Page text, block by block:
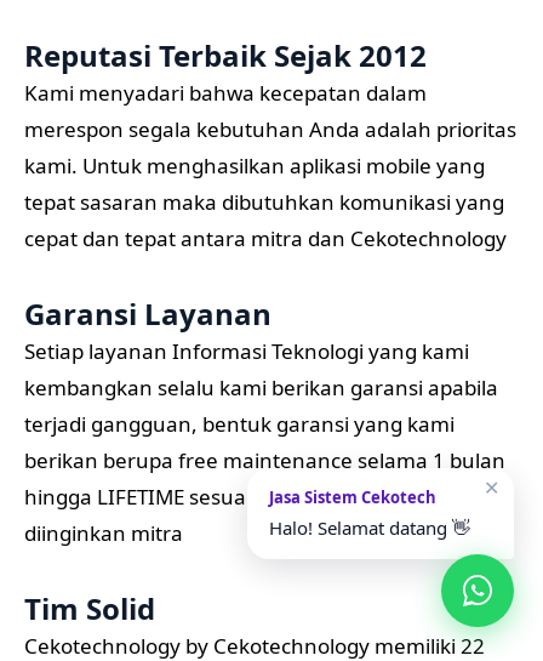
Reputasi Terbaik Sejak 2012
Kami menyadari bahwa kecepatan dalam
merespon segala kebutuhan Anda adalah prioritas
kami. Untuk menghasilkan aplikasi mobile yang
tepat sasaran maka dibutuhkan komunikasi yang
cepat dan tepat antara mitra dan Cekotechnology
Garansi Layanan
Setiap layanan Informasi Teknologi yang kami
kembangkan selalu kami berikan garansi apabila
terjadi gangguan, bentuk garansi yang kami
berikan berupa free maintenance selama 1 bulan
hingga LIFETIME sesuai paket layanan yang
diinginkan mitra
Tim Solid
Cekotechnology by Cekotechnology memiliki 22
✕
Jasa Sistem Cekotech
Halo! Selamat datang 👋